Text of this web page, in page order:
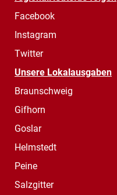
Facebook
Instagram
Twitter
Unsere Lokalausgaben
Braunschweig
Gifhorn
Goslar
Helmstedt
Peine
Salzgitter